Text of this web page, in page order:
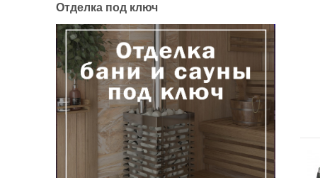
Отделка под ключ